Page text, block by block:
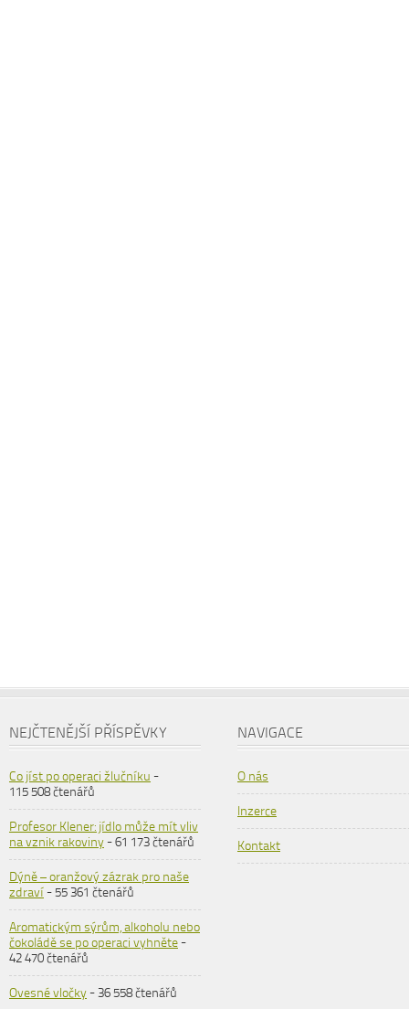
NEJČTENĚJŠÍ PŘÍSPĚVKY
Co jíst po operaci žlučníku -
115 508 čtenářů
Profesor Klener: jídlo může mít vliv
na vznik rakoviny- 61 173 čtenářů
Dýně – oranžový zázrak pro naše
zdraví- 55 361 čtenářů
Aromatickým sýrům, alkoholu nebo
čokoládě se po operaci vyhněte-
42 470 čtenářů
Ovesné vločky- 36 558 čtenářů
NAVIGACE
O nás
Inzerce
Kontakt